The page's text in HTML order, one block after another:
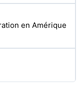
en Amérique